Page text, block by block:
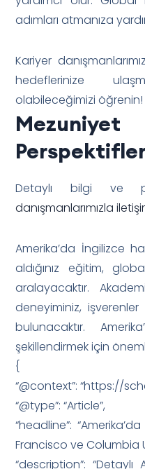
adımları atmanıza
Kariyer
hedeflerinize
olabileceğimizi öğrenin!
Detaylı bilgi ve
danışmanlarımızla
Amerika’da İngilizce
aldığınız eğitim,
aralayacaktır.
deneyiminiz,
bulunacaktır.
şekillendirmek için
{
“@context”: “https://
“@type”: “Article”,
“headline”:
Francisco ve Columbia
“description”: